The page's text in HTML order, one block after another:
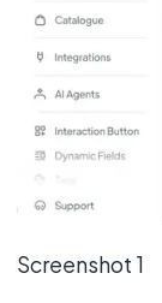
Screenshot 1